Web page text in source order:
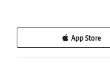
App Store